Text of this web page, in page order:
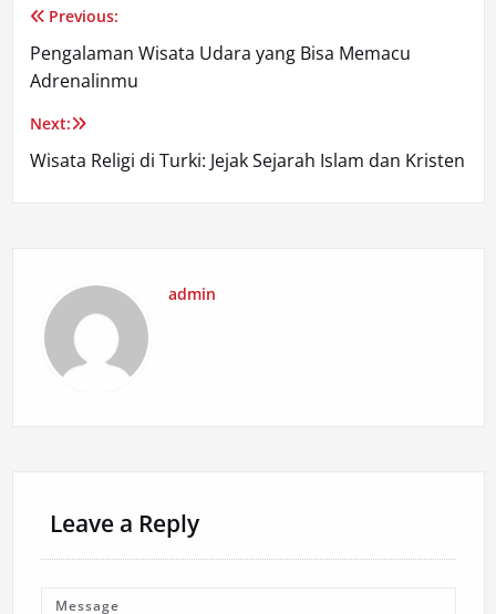
Post
navigation
Previous:
Pengalaman Wisata Udara yang Bisa Memacu
Adrenalinmu
Next:
Wisata Religi di Turki: Jejak Sejarah Islam dan Kristen
admin
Leave a Reply